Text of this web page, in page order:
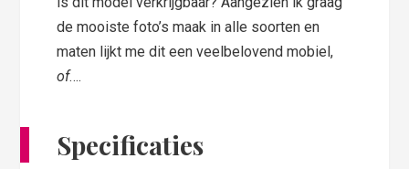
de mooiste foto’s maak in alle soorten en
maten lijkt me dit een veelbelovend mobiel,
of….
Specificaties